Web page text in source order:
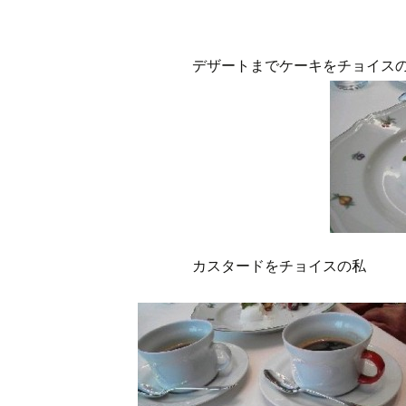
デザートまでケーキをチョイス
カスタードをチョイスの私